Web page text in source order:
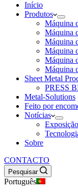
Início
Produtos
Máquina
Máquina
Máquina
Máquina
Máquina
Máquina
Sheet Metal
PRESS
Metal-Solutions
Feito por
Notícias
Exposição
Sobre
CONTACTO
Pesquisar
Português